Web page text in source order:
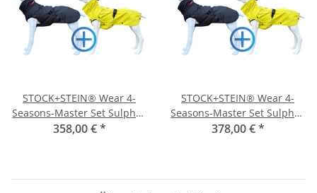
STOCK+STEIN® Wear 4-
Seasons-Master Set Sulphur
Yellow M+
358,00 €*
STOCK+STEIN® Wear 4-
Seasons-Master Set Sulphur
Yellow L
378,00 €*